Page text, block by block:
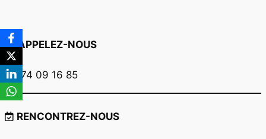
APPELEZ-NOUS
03 74 09 16 85
RENCONTREZ-NOUS